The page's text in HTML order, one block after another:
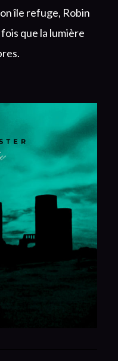
île refuge, Robin
que la lumière